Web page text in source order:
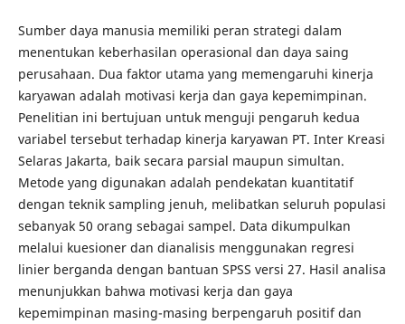
Sumber daya manusia memiliki peran strategi dalam
menentukan keberhasilan operasional dan daya saing
perusahaan. Dua faktor utama yang memengaruhi kinerja
karyawan adalah motivasi kerja dan gaya kepemimpinan.
Penelitian ini bertujuan untuk menguji pengaruh kedua
variabel tersebut terhadap kinerja karyawan PT. Inter Kreasi
Selaras Jakarta, baik secara parsial maupun simultan.
Metode yang digunakan adalah pendekatan kuantitatif
dengan teknik sampling jenuh, melibatkan seluruh populasi
sebanyak 50 orang sebagai sampel. Data dikumpulkan
melalui kuesioner dan dianalisis menggunakan regresi
linier berganda dengan bantuan SPSS versi 27. Hasil analisa
menunjukkan bahwa motivasi kerja dan gaya
kepemimpinan masing-masing berpengaruh positif dan